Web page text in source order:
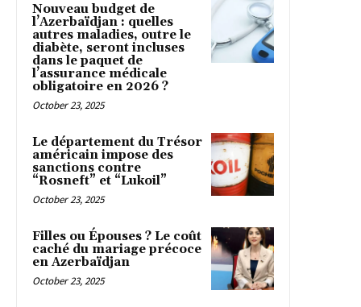
Nouveau budget de
l’Azerbaïdjan : quelles
autres maladies, outre le
diabète, seront incluses
dans le paquet de
l’assurance médicale
obligatoire en 2026 ?
October 23, 2025
Le département du Trésor
américain impose des
sanctions contre
“Rosneft” et “Lukoil”
October 23, 2025
Filles ou Épouses ? Le coût
caché du mariage précoce
en Azerbaïdjan
October 23, 2025